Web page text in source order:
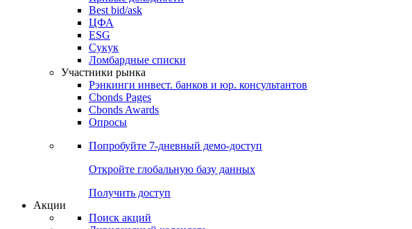
Поиск котировок облигаций
Ближайшие размещения (Россия)
Специальные разделы
Кривые доходности
Best bid/ask
ЦФА
ESG
Сукук
Ломбардные списки
Участники рынка
Рэнкинги инвест. банков и юр. консультантов
Cbonds Pages
Cbonds Awards
Опросы
Попробуйте7-дневный
Откройте глобальную базу данных